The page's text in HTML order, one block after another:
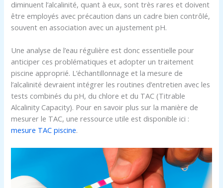
diminuent l’alcalinité, quant à eux, sont très rares et doivent
être employés avec précaution dans un cadre bien contrôlé,
souvent en association avec un ajustement pH.
Une analyse de l’eau régulière est donc essentielle pour
anticiper ces problématiques et adopter un traitement
piscine approprié. L’échantillonnage et la mesure de
l’alcalinité devraient intégrer les routines d’entretien avec les
tests combinés du pH, du chlore et du TAC (Titrable
Alcalinity Capacity). Pour en savoir plus sur la manière de
mesurer le TAC, une ressource utile est disponible ici :
mesure TAC piscine.